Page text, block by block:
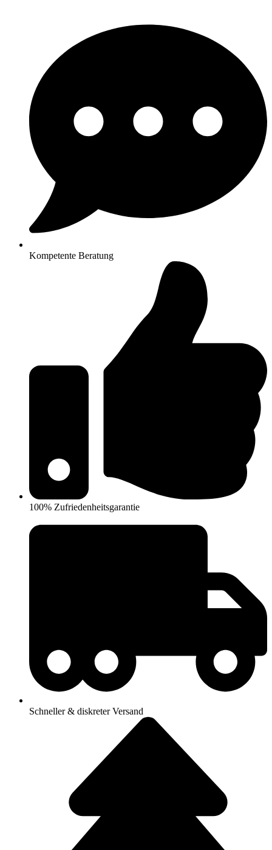
Kompetente Beratung
100% Zufriedenheitsgarantie
Schneller & diskreter Versand